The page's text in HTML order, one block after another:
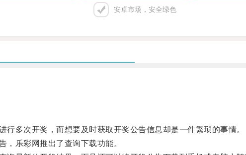
安卓市场，安全绿色
多次开奖，而想要及时获取开奖公告信息却是一件繁琐的事情。
乐彩网推出了查询下载功能。